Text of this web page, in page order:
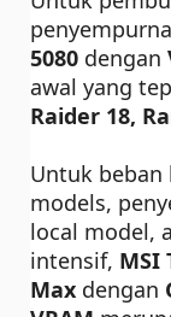
5080 dengan
awal yang
Raider 18,
Untuk beban
models,
local model,
intensif, MSI
Max dengan